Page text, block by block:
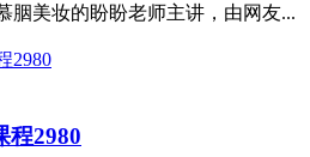
胭美妆的盼盼老师主讲，由网友...
程2980